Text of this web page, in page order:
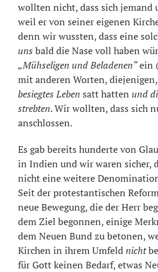
wollten nicht, dass sich jemand
weil er von seiner eigenen
denn wir wussten, dass eine
uns bald die Nase voll haben
„Mühseligen und Beladenen“ein (
mit anderen Worten,
besiegtes Leben satt hatten und
strebten. Wir wollten, dass sich
anschlossen.
Es gab bereits hunderte von
in Indien und wir waren sicher,
nicht eine weitere
Seit der protestantischen
neue Bewegung, die der Herr
dem Ziel begonnen, einige
dem Neuen Bund zu betonen,
Kirchen in ihrem Umfeldnicht
für Gott keinen Bedarf, etwas